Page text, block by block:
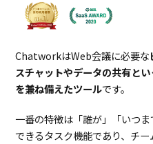
ChatworkはWeb会議に必要な
スチャットやデータの共有と
を兼ね備えたツールです。
一番の特徴は「誰が」「いつ
できるタスク機能であり、チ